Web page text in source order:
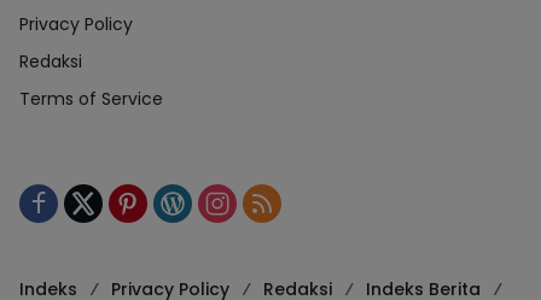
Privacy Policy
Redaksi
Terms of Service
Indeks Privacy Policy Redaksi Indeks Berita